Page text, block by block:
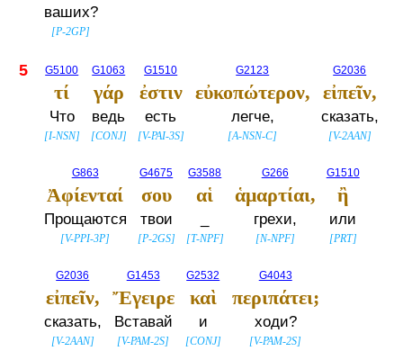
ваших?
[P-2GP]
5 G5100
τί
Что
[I-NSN]
G1063
γάρ
ведь
[CONJ]
G1510
ἐστιν
есть
[V-PAI-3S]
G2123
εὐκοπώτερον,
легче,
[A-NSN-C]
G2036
εἰπεῖν,
сказать,
[V-2AAN]
G863
Ἀφίενταί
Прощаются
[V-PPI-3P]
G4675
σου
твои
[P-2GS]
G3588
αἱ
[T-NPF]
G266
ἁμαρτίαι,
грехи,
[N-NPF]
G1510
ἢ
или
[PRT]
G2036
εἰπεῖν,
сказать,
[V-2AAN]
G1453
Ἔγειρε
Вставай
[V-PAM-2S]
G2532
καὶ
и
[CONJ]
G4043
περιπάτει;
ходи?
[V-PAM-2S]